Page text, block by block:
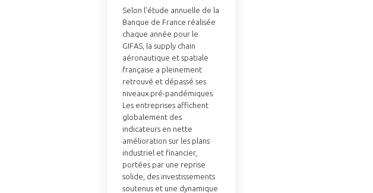
Selon l’étude annuelle de la
Banque de France réalisée
chaque année pour le
GIFAS, la supply chain
aéronautique et spatiale
française a pleinement
retrouvé et dépassé ses
niveaux pré-pandémiques.
Les entreprises affichent
globalement des
indicateurs en nette
amélioration sur les plans
industriel et financier,
portées par une reprise
solide, des investissements
soutenus et une dynamique